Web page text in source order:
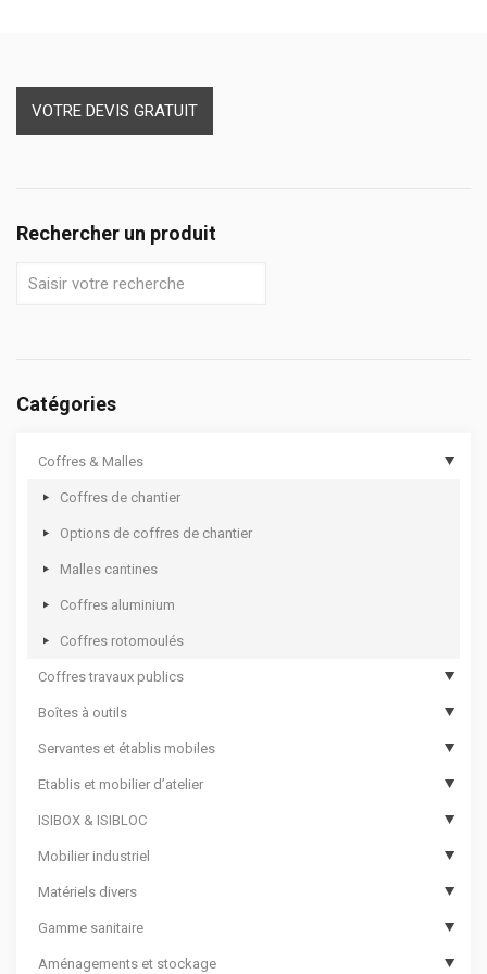
VOTRE DEVIS GRATUIT
Rechercher un produit
Catégories
Coffres & Malles
Coffres de chantier
Options de coffres de chantier
Malles cantines
Coffres aluminium
Coffres rotomoulés
Coffres travaux publics
Coffres de travaux publics
Coffres de travaux publics sécurisés
Boîtes à outils
Boîtes à outils compartimentées
Boîtes à outils
Sacs à outils
Bac de transport pour outillage
Coffres de rangement
Valises à outils
Mallettes plastique à casiers
Servantes et établis mobiles
Servantes d’atelier 12000
Servantes d’atelier 8000
Servantes d’atelier 7000
Servantes d’atelier 6000
Etablis mobiles
Coffres d’atelier
Etablis et mobilier d’atelier
Etablis
Tiroirs et blocs établis
Etablis avec meuble
Meubles établis
Etablis fermés
ISIBOX & ISIBLOC
ISIBOX
Options ISIBOX
ISIBLOC
Mobilier industriel
Armoires phytosanitaires
Armoires d’atelier
Armoires d’entretien
Matériels divers
Bacs Euro
Bacs à bec
Gamme sanitaire
Hygiène des mains
Aménagements et stockage